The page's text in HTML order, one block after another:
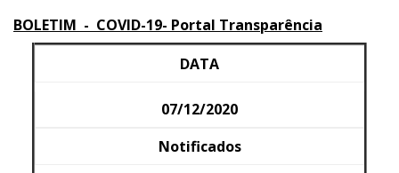
BOLETIM - COVID-19- Portal Transparência
DATA
07/12/2020
Notificados